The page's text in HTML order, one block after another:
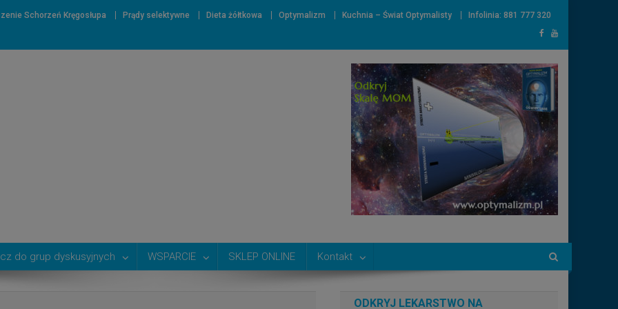
Schorzeń Kręgosłupa Prądy selektywne Dieta żółtkowa Optymalizm Kuchnia – Świat Optymalisty Infolinia: 881 777 320
do grup dyskusyjnych WSPARCIE SKLEP ONLINE Kontakt
ODKRYJ LEKARSTWO NA